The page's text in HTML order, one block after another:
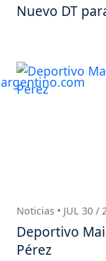
Nuevo DT
Noticias • JUL 30 /
Deportivo
Pérez